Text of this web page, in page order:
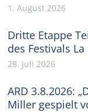
1. August 2026
Dritte Etappe
des Festivals
28. Juli 2026
ARD 3.8.2026:
Miller gespielt